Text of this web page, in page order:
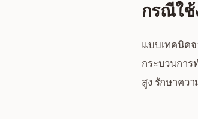
กรณีใช้
แบบเทคนิคจ
กระบวนการ
สูง รักษาคว